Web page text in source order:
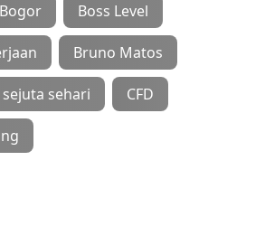
Bogor Boss Level
Bruno Matos
sehari CFD